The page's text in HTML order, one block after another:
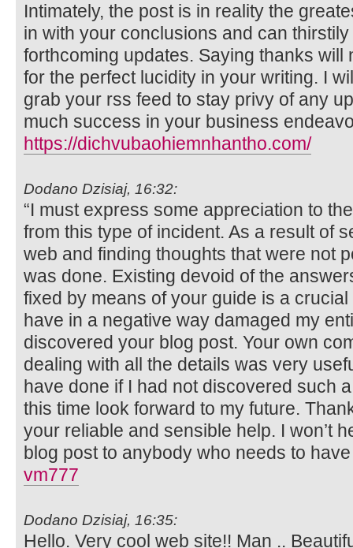
Intimately, the post is in reality the
in with your conclusions and can
forthcoming updates. Saying thanks will
for the perfect lucidity in your writing. I
grab your rss feed to stay privy of any
much success in your business
https://dichvubaohiemnhantho.com/
Dodano Dzisiaj, 16:32:
“I must express some appreciation to
from this type of incident. As a result of
web and finding thoughts that were not
was done. Existing devoid of the
fixed by means of your guide is a
have in a negative way damaged my
discovered your blog post. Your own
dealing with all the details was very
have done if I had not discovered such
this time look forward to my future.
your reliable and sensible help. I won’t
blog post to anybody who needs to
vm777
Dodano Dzisiaj, 16:35:
Hello. Very cool web site!! Man ..